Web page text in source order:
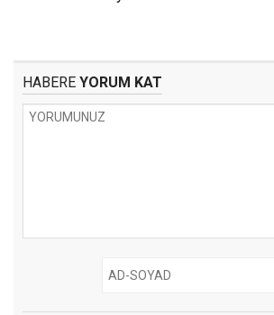
HABERE YORUM KAT